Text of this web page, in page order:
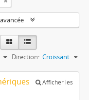
Direction: Croissant
Afficher les